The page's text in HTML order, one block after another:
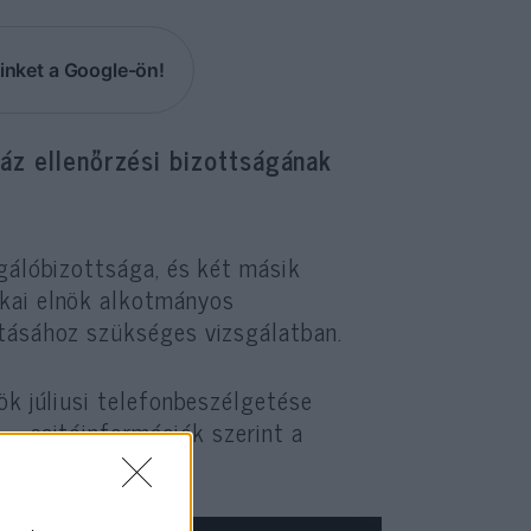
a Google-ön!
ellenőrzési bizottságának
és két másik
elnök alkotmányos
szükséges vizsgálatban.
júliusi telefonbeszélgetése
sajtóinformációk szerint a
hatóságoknál.